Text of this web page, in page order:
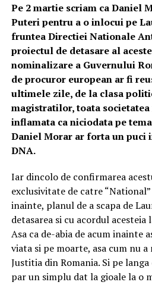
Pe 2 martie scriam ca Daniel
Puteri pentru a o inlocui pe
fruntea Directiei Nationale
proiectul de detasare al
nominalizare a Guvernului
de procuror european ar fi
ultimele zile, de la clasa
magistratilor, toata societatea
inflamata ca niciodata pe
Daniel Morar ar forta un puci
DNA.
Iar dincolo de confirmarea
exclusivitate de catre
inainte, planul de a scapa de
detasarea si cu acordul acesteia
Asa ca de-abia de acum inainte
viata si pe moarte, asa cum nu
Justitia din Romania. Si pe
par un simplu dat la gioale la o